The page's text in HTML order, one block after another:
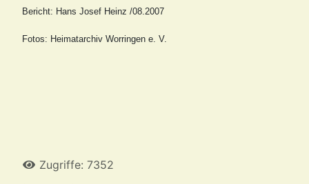
Bericht: Hans Josef Heinz /08.2007
Fotos: Heimatarchiv Worringen e. V.
Zugriffe: 7352